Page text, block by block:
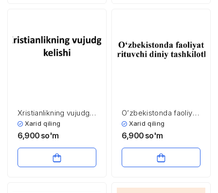
Xristianlikning vujudga
kelishi
Xarid qiling
6,900 so'm
O’zbekistonda faoliyat
yurituvchi diniy
tashkilotlar
Xarid qiling
6,900 so'm